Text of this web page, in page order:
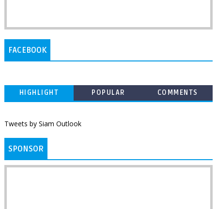
FACEBOOK
HIGHLIGHT POPULAR COMMENTS
Tweets by Siam Outlook
SPONSOR